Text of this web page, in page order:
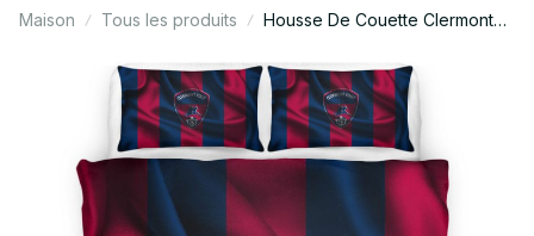
Maison Tous les produits
Housse De Couette Clermont
Parure de lit Ensemble De
Literie